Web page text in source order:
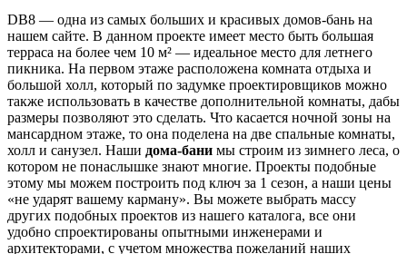
DB8 — одна из самых больших и красивых домов-бань на
нашем сайте. В данном проекте имеет место быть большая
терраса на более чем 10 м² — идеальное место для летнего
пикника. На первом этаже расположена комната отдыха и
большой холл, который по задумке проектировщиков можно
также использовать в качестве дополнительной комнаты, дабы
размеры позволяют это сделать. Что касается ночной зоны на
мансардном этаже, то она поделена на две спальные комнаты,
холл и санузел. Наши дома-бани мы строим из зимнего леса, о
котором не понаслышке знают многие. Проекты подобные
этому мы можем построить под ключ за 1 сезон, а наши цены
«не ударят вашему карману». Вы можете выбрать массу
других подобных проектов из нашего каталога, все они
удобно спроектированы опытными инженерами и
архитекторами, с учетом множества пожеланий наших